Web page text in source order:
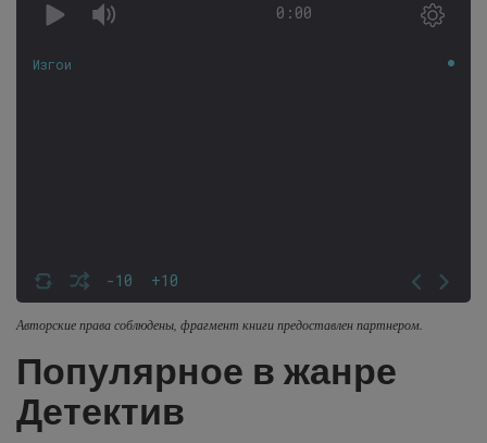
0:00
-10 +10
Изгои
Авторские права соблюдены, фрагмент книги предоставлен партнером.
Популярное в жанре
Детектив